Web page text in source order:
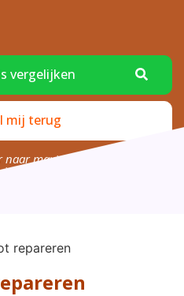
vergelijken
mij terug
maximaal 4 bedrijven die
uw omgeving.